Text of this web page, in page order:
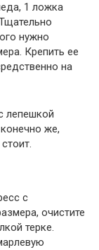
1 ложка
нужно
Крепить ее
на
лепешкой
же,
с
очистите
терке.